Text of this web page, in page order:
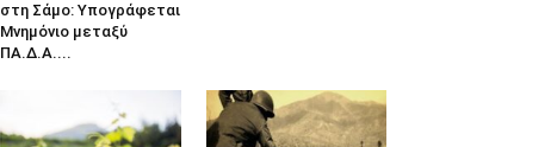
στη Σάμο: Υπογράφεται
Μνημόνιο μεταξύ
ΠΑ.Δ.Α....